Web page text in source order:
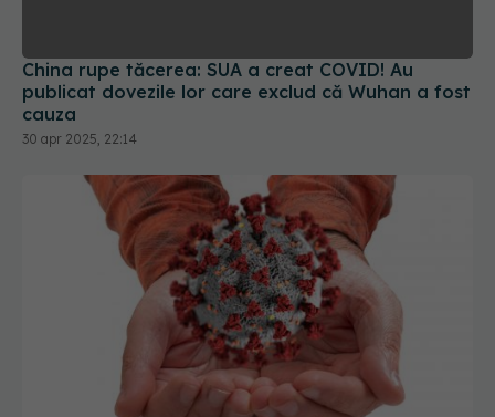
cauza
30 apr 2025, 22:14
De ce copiii care răcesc mai des sunt mai
protejați de COVID-19. Explicațiile cercetătorilor